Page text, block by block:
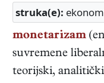
struka(e):
monetarizam
suvremene
teorijski,